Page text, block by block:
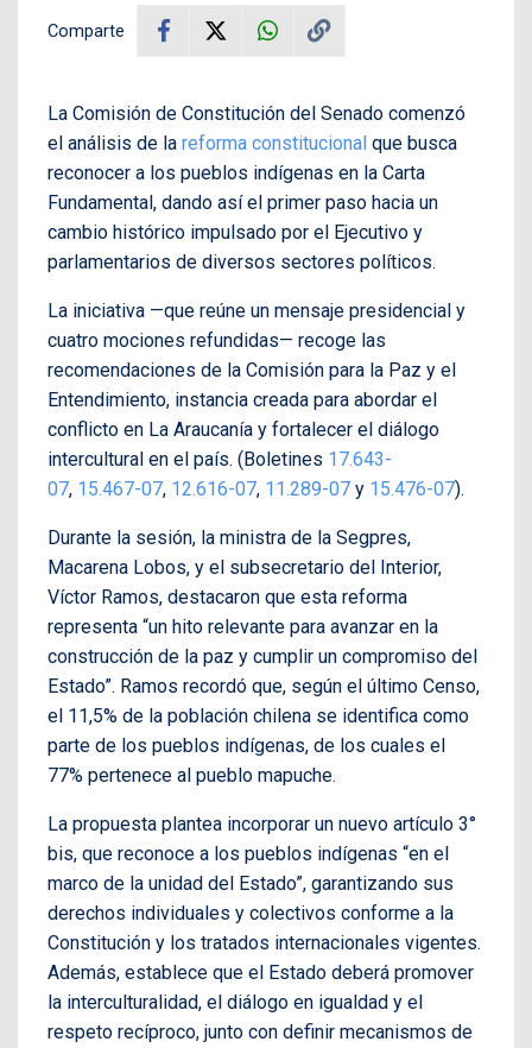
Comparte
La Comisión de Constitución del Senado comenzó
el análisis de la reforma constitucional que busca
reconocer a los pueblos indígenas en la Carta
Fundamental, dando así el primer paso hacia un
cambio histórico impulsado por el Ejecutivo y
parlamentarios de diversos sectores políticos.
La iniciativa —que reúne un mensaje presidencial y
cuatro mociones refundidas— recoge las
recomendaciones de la Comisión para la Paz y el
Entendimiento, instancia creada para abordar el
conflicto en La Araucanía y fortalecer el diálogo
intercultural en el país. (Boletines 17.643-
07, 15.467-07, 12.616-07, 11.289-07 y 15.476-07).
Durante la sesión, la ministra de la Segpres,
Macarena Lobos, y el subsecretario del Interior,
Víctor Ramos, destacaron que esta reforma
representa “un hito relevante para avanzar en la
construcción de la paz y cumplir un compromiso del
Estado”. Ramos recordó que, según el último Censo,
el 11,5% de la población chilena se identifica como
parte de los pueblos indígenas, de los cuales el
77% pertenece al pueblo mapuche.
La propuesta plantea incorporar un nuevo artículo 3°
bis, que reconoce a los pueblos indígenas “en el
marco de la unidad del Estado”, garantizando sus
derechos individuales y colectivos conforme a la
Constitución y los tratados internacionales vigentes.
Además, establece que el Estado deberá promover
la interculturalidad, el diálogo en igualdad y el
respeto recíproco, junto con definir mecanismos de